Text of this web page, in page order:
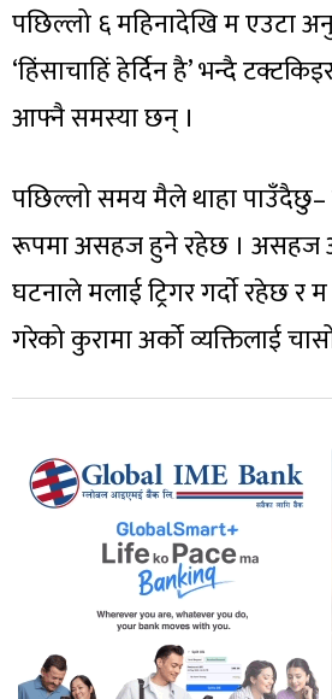
पछिल्लो ६ महिनादेखि म एउटा
‘हिंसाचाहिं हेर्दिन है’ भन्दै
आफ्नै समस्या छन् ।
पछिल्लो समय मैले थाहा पाउँदैछु–
रूपमा असहज हुने रहेछ । असहज
घटनाले मलाई ट्रिगर गर्दाे रहेछ र
गरेको कुरामा अर्को व्यक्तिलाई